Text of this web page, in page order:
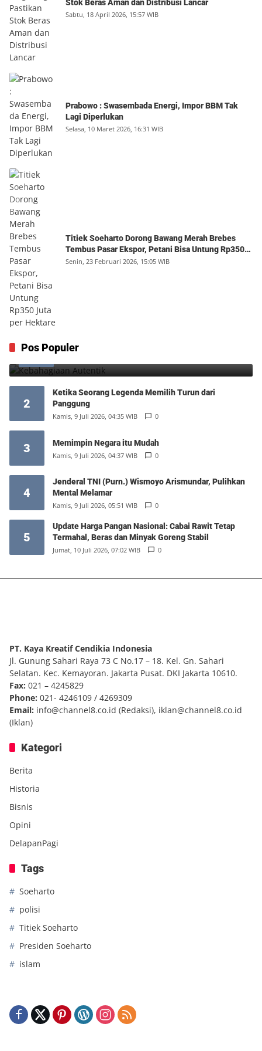
Stok Beras Aman dan Distribusi Lancar
Sabtu, 18 April 2026, 15:57 WIB
Prabowo : Swasembada Energi, Impor BBM Tak
Lagi Diperlukan
Selasa, 10 Maret 2026, 16:31 WIB
Titiek Soeharto Dorong Bawang Merah Brebes
Tembus Pasar Ekspor, Petani Bisa Untung Rp350
Juta per Hektare
Senin, 23 Februari 2026, 15:05 WIB
Pos Populer
1 Kebahagiaan Autentik
2
Ketika Seorang Legenda Memilih Turun dari
Panggung
Kamis, 9 Juli 2026, 04:35 WIB 0
3 Memimpin Negara itu Mudah
Kamis, 9 Juli 2026, 04:37 WIB 0
4
Jenderal TNI (Purn.) Wismoyo Arismundar, Pulihkan
Mental Melamar
Kamis, 9 Juli 2026, 05:51 WIB 0
5
Update Harga Pangan Nasional: Cabai Rawit Tetap
Termahal, Beras dan Minyak Goreng Stabil
Jumat, 10 Juli 2026, 07:02 WIB 0
PT. Kaya Kreatif Cendikia Indonesia
Jl. Gunung Sahari Raya 73 C No.17 – 18. Kel. Gn. Sahari
Selatan. Kec. Kemayoran. Jakarta Pusat. DKI Jakarta 10610.
Fax: 021 – 4245829
Phone: 021- 4246109 / 4269309
Email: info@channel8.co.id (Redaksi), iklan@channel8.co.id
(Iklan)
Kategori
Berita
Historia
Bisnis
Opini
DelapanPagi
Tags
Soeharto
polisi
Titiek Soeharto
Presiden Soeharto
islam